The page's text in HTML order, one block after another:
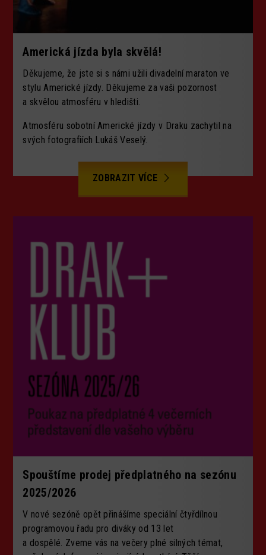
Americká jízda byla skvělá!
Děkujeme, že jste si s námi užili divadelní maraton ve
stylu Americké jízdy. Děkujeme za vaši pozornost
a skvělou atmosféru v hledišti.
Atmosféru sobotní Americké jízdy v Draku zachytil na
svých fotografiích Lukáš Veselý.
ZOBRAZIT VÍCE
Spouštíme prodej předplatného na sezónu
2025/2026
V nové sezóně opět přinášíme speciální čtyřdílnou
programovou řadu pro diváky od 13 let
a dospělé. Zveme vás na večery plné silných témat,